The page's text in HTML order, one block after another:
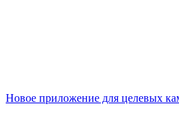
Новое приложение для целевых